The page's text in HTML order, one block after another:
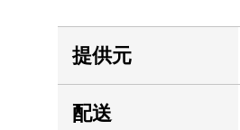
提供元
配送